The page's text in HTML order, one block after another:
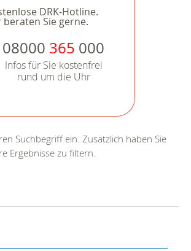
DRK-Hotline.
beraten Sie gerne.
08000 365 000
Infos für Sie kostenfrei
rund um die Uhr
Suchbegriff ein. Zusätzlich haben Sie
Ergebnisse zu filtern.